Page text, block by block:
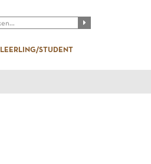
LEERLING/STUDENT